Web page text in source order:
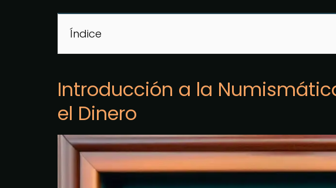
Índice
Introducción a la
el Dinero